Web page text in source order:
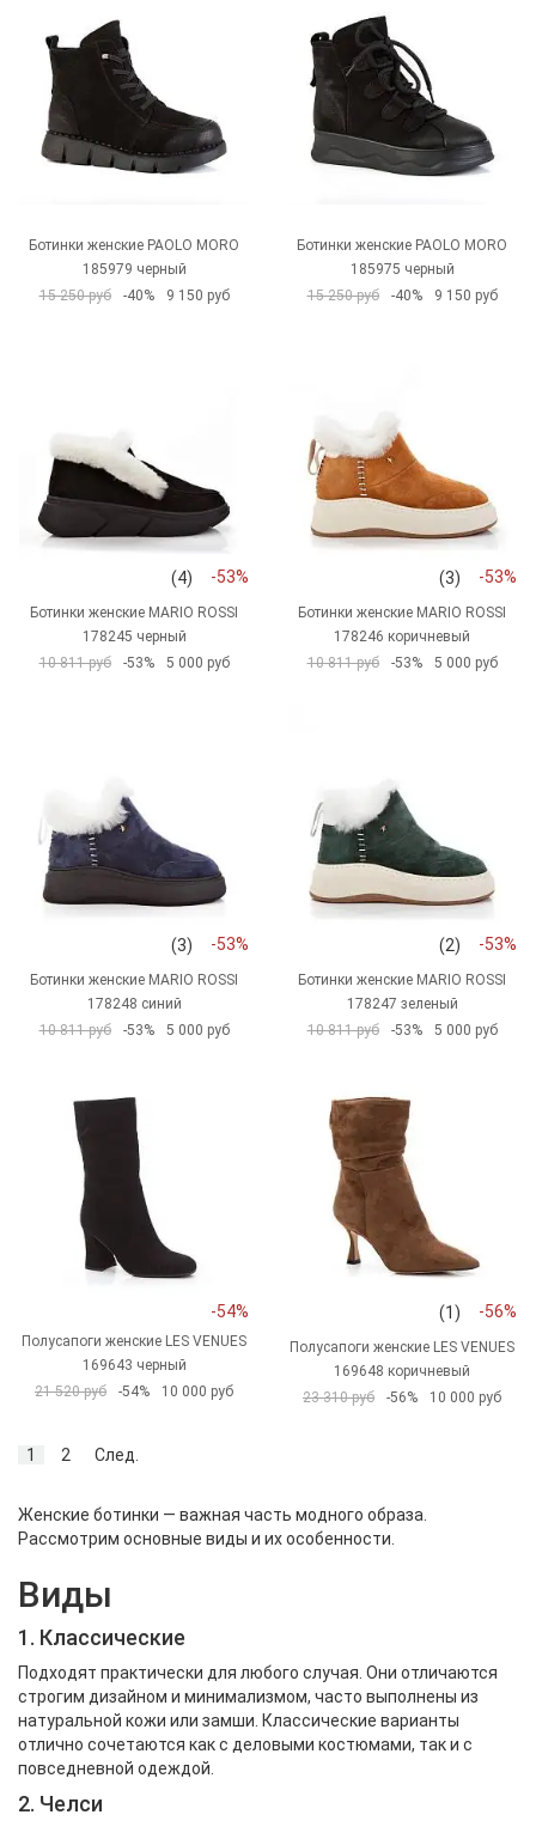
Ботинки женские PAOLO MORO
185979 черный
15 250 руб
-40% 9 150 руб
Ботинки женские PAOLO MORO
185975 черный
15 250 руб
-40% 9 150 руб
(4) -53%
Ботинки женские MARIO ROSSI
178245 черный
10 811 руб
-53% 5 000 руб
(3) -53%
Ботинки женские MARIO ROSSI
178246 коричневый
10 811 руб
-53% 5 000 руб
(3) -53%
Ботинки женские MARIO ROSSI
178248 синий
10 811 руб
-53% 5 000 руб
(2) -53%
Ботинки женские MARIO ROSSI
178247 зеленый
10 811 руб
-53% 5 000 руб
-54%
Полусапоги женские LES VENUES
169643 черный
21 520 руб
-54% 10 000 руб
(1) -56%
Полусапоги женские LES VENUES
169648 коричневый
23 310 руб
-56% 10 000 руб
1 2 След.
Женские ботинки — важная часть модного образа.
Рассмотрим основные виды и их особенности.
Виды
1. Классические
Подходят практически для любого случая. Они отличаются
строгим дизайном и минимализмом, часто выполнены из
натуральной кожи или замши. Классические варианты
отлично сочетаются как с деловыми костюмами, так и с
повседневной одеждой.
2. Челси